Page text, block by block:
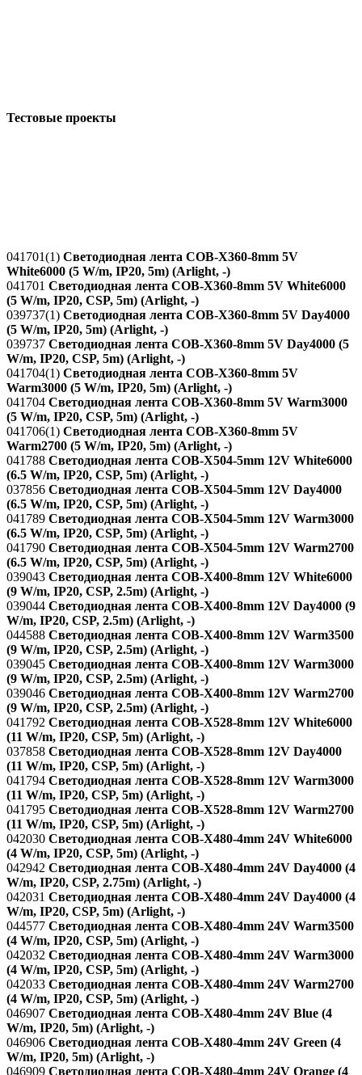
Тестовые проекты
041701(1) Светодиодная лента COB-X360-8mm 5V
White6000 (5 W/m, IP20, 5m) (Arlight, -)
041701 Светодиодная лента COB-X360-8mm 5V White6000
(5 W/m, IP20, CSP, 5m) (Arlight, -)
039737(1) Светодиодная лента COB-X360-8mm 5V Day4000
(5 W/m, IP20, 5m) (Arlight, -)
039737 Светодиодная лента COB-X360-8mm 5V Day4000 (5
W/m, IP20, CSP, 5m) (Arlight, -)
041704(1) Светодиодная лента COB-X360-8mm 5V
Warm3000 (5 W/m, IP20, 5m) (Arlight, -)
041704 Светодиодная лента COB-X360-8mm 5V Warm3000
(5 W/m, IP20, CSP, 5m) (Arlight, -)
041706(1) Светодиодная лента COB-X360-8mm 5V
Warm2700 (5 W/m, IP20, 5m) (Arlight, -)
041788 Светодиодная лента COB-X504-5mm 12V White6000
(6.5 W/m, IP20, CSP, 5m) (Arlight, -)
037856 Светодиодная лента COB-X504-5mm 12V Day4000
(6.5 W/m, IP20, CSP, 5m) (Arlight, -)
041789 Светодиодная лента COB-X504-5mm 12V Warm3000
(6.5 W/m, IP20, CSP, 5m) (Arlight, -)
041790 Светодиодная лента COB-X504-5mm 12V Warm2700
(6.5 W/m, IP20, CSP, 5m) (Arlight, -)
039043 Светодиодная лента COB-X400-8mm 12V White6000
(9 W/m, IP20, CSP, 2.5m) (Arlight, -)
039044 Светодиодная лента COB-X400-8mm 12V Day4000 (9
W/m, IP20, CSP, 2.5m) (Arlight, -)
044588 Светодиодная лента COB-X400-8mm 12V Warm3500
(9 W/m, IP20, CSP, 2.5m) (Arlight, -)
039045 Светодиодная лента COB-X400-8mm 12V Warm3000
(9 W/m, IP20, CSP, 2.5m) (Arlight, -)
039046 Светодиодная лента COB-X400-8mm 12V Warm2700
(9 W/m, IP20, CSP, 2.5m) (Arlight, -)
041792 Светодиодная лента COB-X528-8mm 12V White6000
(11 W/m, IP20, CSP, 5m) (Arlight, -)
037858 Светодиодная лента COB-X528-8mm 12V Day4000
(11 W/m, IP20, CSP, 5m) (Arlight, -)
041794 Светодиодная лента COB-X528-8mm 12V Warm3000
(11 W/m, IP20, CSP, 5m) (Arlight, -)
041795 Светодиодная лента COB-X528-8mm 12V Warm2700
(11 W/m, IP20, CSP, 5m) (Arlight, -)
042030 Светодиодная лента COB-X480-4mm 24V White6000
(4 W/m, IP20, CSP, 5m) (Arlight, -)
042942 Светодиодная лента COB-X480-4mm 24V Day4000 (4
W/m, IP20, CSP, 2.75m) (Arlight, -)
042031 Светодиодная лента COB-X480-4mm 24V Day4000 (4
W/m, IP20, CSP, 5m) (Arlight, -)
044577 Светодиодная лента COB-X480-4mm 24V Warm3500
(4 W/m, IP20, CSP, 5m) (Arlight, -)
042032 Светодиодная лента COB-X480-4mm 24V Warm3000
(4 W/m, IP20, CSP, 5m) (Arlight, -)
042033 Светодиодная лента COB-X480-4mm 24V Warm2700
(4 W/m, IP20, CSP, 5m) (Arlight, -)
046907 Светодиодная лента COB-X480-4mm 24V Blue (4
W/m, IP20, 5m) (Arlight, -)
046906 Светодиодная лента COB-X480-4mm 24V Green (4
W/m, IP20, 5m) (Arlight, -)
046909 Светодиодная лента COB-X480-4mm 24V Orange (4